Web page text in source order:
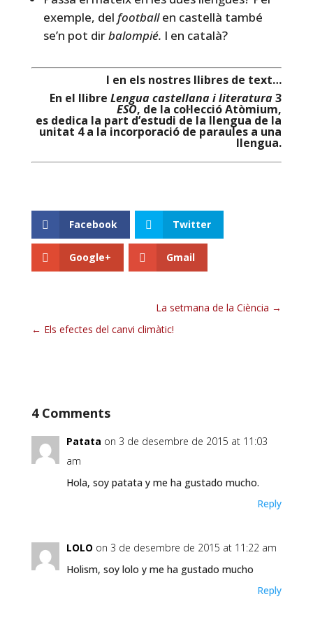
exemple, del footballen castellà també
se’n pot dirbalompié. I en català?
I en els nostres llibres de text…
En el llibreLengua castellana i literatura3
ESO, de la col·lecció Atòmium,
es dedica la part d’estudi de la llengua de la
unitat 4 a la incorporació de paraules a una
llengua.
Facebook Twitter
Google+ Gmail
La setmana de la Ciència
Els efectes del canvi climàtic!
4 Comments
Patata on 3 de desembre de 2015 at 11:03
am
Hola, soy patata y me ha gustado mucho.
Reply
LOLO on 3 de desembre de 2015 at 11:22 am
Holism, soy lolo y me ha gustado mucho
Reply